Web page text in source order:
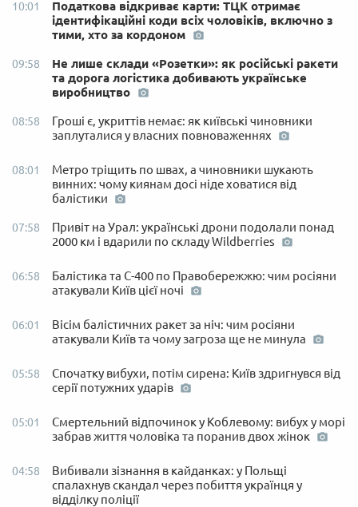
10:01
Податкова відкриває карти: ТЦК отримає
ідентифікаційні коди всіх чоловіків, включно з
тими, хто за кордоном
09:58
Не лише склади «Розетки»: як російські ракети
та дорога логістика добивають українське
виробництво
08:58
Гроші є, укриттів немає: як київські чиновники
заплуталися у власних повноваженнях
08:01
Метро тріщить по швах, а чиновники шукають
винних: чому киянам досі ніде ховатися від
балістики
07:58
Привіт на Урал: українські дрони подолали понад
2000 км і вдарили по складу Wildberries
06:58
Балістика та С-400 по Правобережжю: чим росіяни
атакували Київ цієї ночі
06:01
Вісім балістичних ракет за ніч: чим росіяни
атакували Київ та чому загроза ще не минула
05:58
Спочатку вибухи, потім сирена: Київ здригнувся від
серії потужних ударів
05:01
Смертельний відпочинок у Коблевому: вибух у морі
забрав життя чоловіка та поранив двох жінок
04:58
Вибивали зізнання в кайданках: у Польщі
спалахнув скандал через побиття українця у
відділку поліції